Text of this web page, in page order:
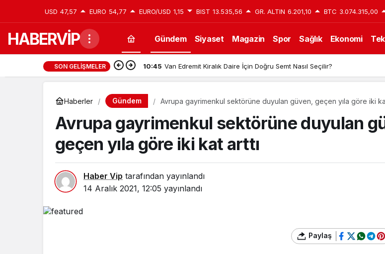
USD 47,57 EURO 54,77 EURO/USD 1,15 BIST 13.535,56 GR. ALTIN 6.201,10 BTC 3.074.315,00
HABERVİP Gündem Siyaset Magazin Spor Sağlık Ekonomi
SON GELIŞMELER 10:45 Van Edremit Kiralık Daire İçin Doğru Semt Nasıl Seçilir?
Haberler Gündem Avrupa gayrimenkul sektörüne duyulan güven, geçen yıla göre iki
Avrupa gayrimenkul sektörüne duyulan
geçen yıla göre iki kat arttı
Haber Vip tarafından yayınlandı
14 Aralık 2021, 12:05 yayınlandı
Paylaş